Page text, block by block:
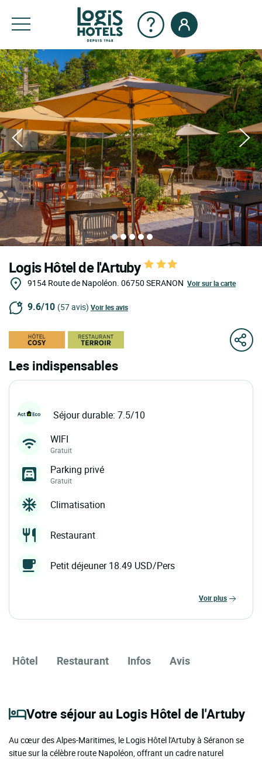
Logis Hôtel de l'Artuby
9154 Route de Napoléon. 06750 SERANON Voir sur la carte
9.6/10 (57 avis) Voir les avis
Les indispensables
Séjour durable: 7.5/10
WIFI
Gratuit
Parking privé
Gratuit
Climatisation
Restaurant
Petit déjeuner 18.49 USD/Pers
voir plus
Hôtel Restaurant Infos Avis
Votre séjour au Logis Hôtel de l'Artuby
Au cœur des Alpes-Maritimes, le Logis Hôtel l'Artuby à Séranon se
situe sur la célèbre route Napoléon, offrant un cadre naturel